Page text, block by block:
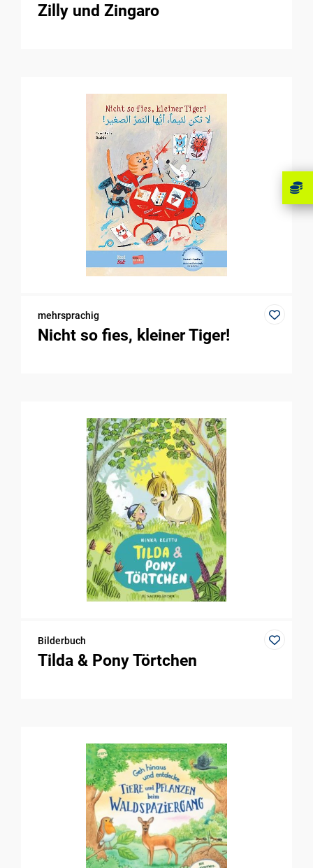
Zilly und Zingaro
mehrsprachig
Nicht so fies, kleiner Tiger!
Bilderbuch
Tilda & Pony Törtchen